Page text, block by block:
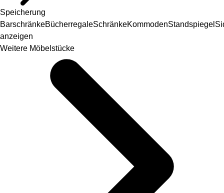
Speicherung
BarschränkeBücherregaleSchränkeKommodenStandspiegel
anzeigen
Weitere Möbelstücke